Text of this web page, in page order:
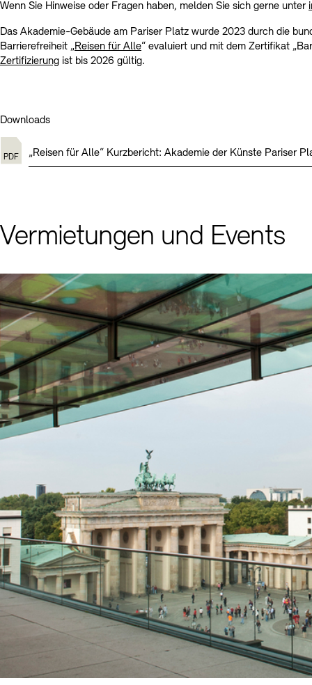
Wenn Sie Hinweise oder Fragen haben, melden Sie sich gerne unter
Das Akademie-Gebäude am Pariser Platz wurde 2023 durch die
Barrierefreiheit „Reisen für Alle“ evaluiert und mit dem Zertifikat
Zertifizierung ist bis 2026 gültig.
Downloads
„Reisen für Alle“ Kurzbericht: Akademie der Künste Pariser
Vermietungen und Events